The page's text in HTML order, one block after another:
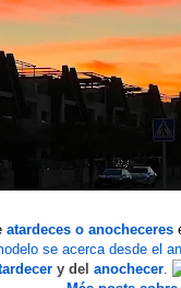
atardeces o anocheceres
y del anochecer.